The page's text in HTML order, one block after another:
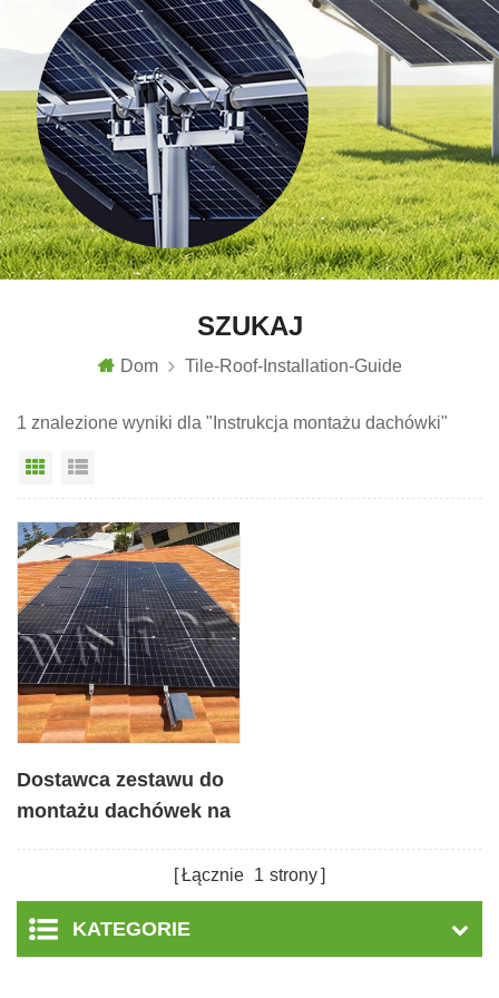
SZUKAJ
Dom Tile-Roof-Installation-Guide
1 znalezione wyniki dla "Instrukcja montażu dachówki"
Widok siatki
Dostawca zestawu do
montażu dachówek na
Łącznie 1 strony
KATEGORIE